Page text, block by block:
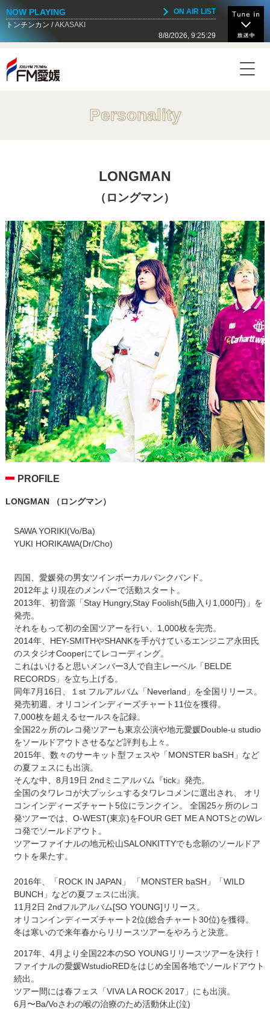
Personality
LONGMAN
（ロングマン）
PROFILE
LONGMAN （ロングマン）
SAWA YORIKI(Vo/Ba)
YUKI HORIKAWA(Dr/Cho)
四国、愛媛発の男女ツインボーカルパンクバンド。
2012年より現在のメンバーで活動スタート。
2013年、初音源「Stay Hungry,Stay Foolish(5曲入り1,000円)」を
発売。
それをもって初の全国ツアーを行い、1,000枚を完売。
2014年、HEY-SMITHやSHANKを手がけているエンジニア永田氏
のスタジオCooperにてレコーディング。
これはいけると思いメンバー3人で自主レーベル「BELDE
RECORDS」を立ち上げる。
同年7月16日、１st フルアルバム「Neverland」を全国リリース。
発売初週、オリコンインディーズチャート11位を獲得。
7,000枚を超えるセールスを記録。
全国22ヶ所のレコ発ツアーも東京公演や地元愛媛Double-u studio
をソールドアウトさせるなど評判も上々。
2015年、数々のサーキット型フェスや「MONSTER baSH」など
の夏フェスにも出演。
そんな中、8月19日 2ndミニアルバム『tick』発売。
全国のタワレコが大プッシュするタワレコメンに選出され、 オリ
コンインディーズチャート5位にランクイン。 全国25ヶ所のレコ
発ツアーでは、O-WEST(東京)をFOUR GET ME A NOTSとのWレ
コ発でソールドアウト。
ツアーファイナルの地元松山SALONKITTYでも念願のソールドア
ウトを果たす。
2016年、「ROCK IN JAPAN」 「MONSTER baSH」「WILD
BUNCH」などの夏フェスに出演。
11月2日 2ndフルアルバム[SO YOUNG]リリース。
オリコンインディーズチャート2位(総合チャート30位)を獲得。
冬は寒いので来年春からリリースツアーをやろうと決意。
2017年、4月より全国22本のSO YOUNGリリースツアーを決行！
ファイナルの愛媛WstudioREDをはじめ全国各地でソールドアウト
続出。
ツアー間には春フェス「VIVA LA ROCK 2017」にも出演。
6月〜Ba/Voさわの喉の治療のため活動休止(泣)
18:30 - 19:00
愛媛オレンジバイキングスの沸かしてなんぼ！
セントラルディーボの新パチンコ宣言！しゃべくり
19:30 - 20:00
ニンジニアネットワーク ＮＥＸＴ ＨＥＲＯＥ
Ｓ ｆｒｏｍ ＥＨＩＭＥ ＦＣ
20:00 - 20:30
レコードBAR79.7
NOW PLAYING
ON AIR LIST
トンチンカン
AKASAKI
8/8/2026, 9:25:29